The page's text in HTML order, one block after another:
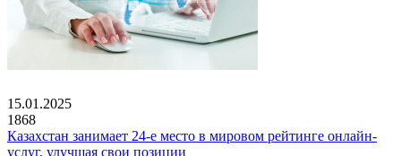
15.01.2025
1868
Казахстан занимает 24-е место в мировом рейтинге онлайн-
услуг, улучшая свои позиции